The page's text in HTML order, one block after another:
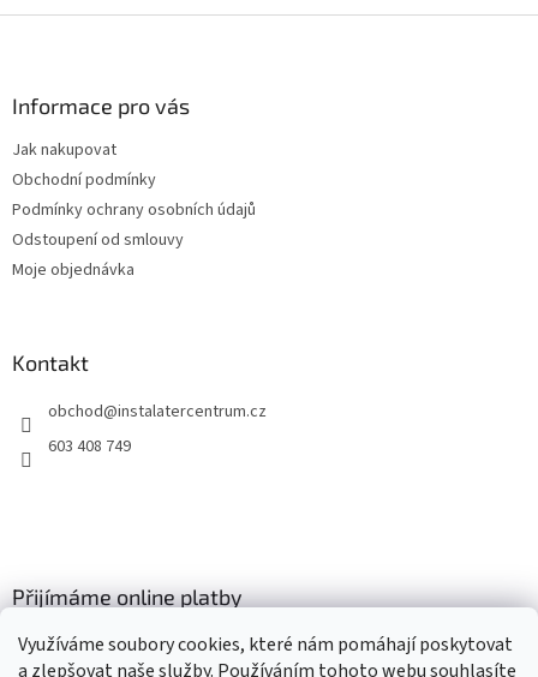
Využíváme soubory cookies, které nám pomáhají poskytovat
a zlepšovat naše služby. Používáním tohoto webu souhlasíte
Informace pro vás
Jak nakupovat
Obchodní podmínky
Podmínky ochrany osobních údajů
Odstoupení od smlouvy
Moje objednávka
Kontakt
obchod@instalatercentrum.cz
603 408 749
Přijímáme online platby